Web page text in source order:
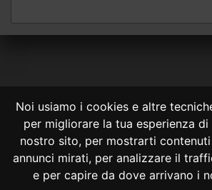
Noi usiamo i cookies e altre
per migliorare la tua esperienza di
nostro sito, per mostrarti
annunci mirati, per analizzare il
e per capire da dove arrivano i
CONSULTA ONLINE DAL 1995 -
Consulta OnLine non ha prodotto e non è
le informazioni legali di siti